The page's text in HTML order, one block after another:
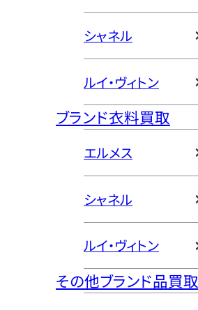
シャネル
ルイ・ヴィトン
ブランド衣料買取
エルメス
シャネル
ルイ・ヴィトン
その他ブランド品買取